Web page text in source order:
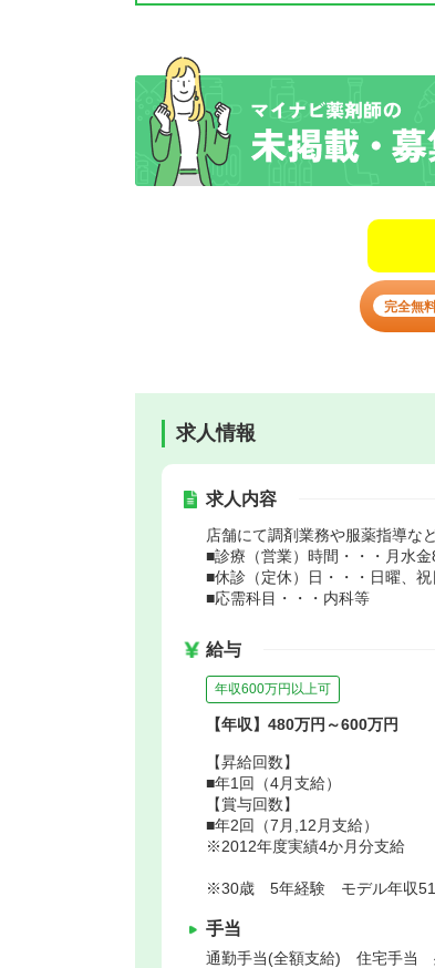
完全無
求人情報
求人内容
店舗にて調剤業務や服薬指導な
■診療（営業）時間・・・月水
■休診（定休）日・・・日曜、祝
■応需科目・・・内科等
給与
年収600万円以上可
【年収】480万円～600万円
【昇給回数】
■年1回（4月支給）
【賞与回数】
■年2回（7月,12月支給）
※2012年度実績4か月分支給
※30歳 5年経験 モデル年収510
手当
通勤手当(全額支給) 住宅手当